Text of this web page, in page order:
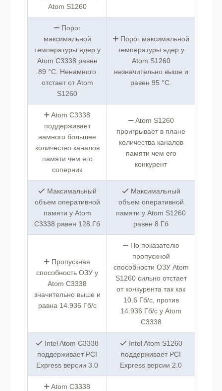
Atom S1260
Порог
максимальной
температуры ядер у
Atom C3338 равен
89 °C. Ненамного
отстает от Atom
S1260
Порог максимальной
температуры ядер у
Atom S1260
незначительно выше и
равен 95 °C.
Atom C3338
поддерживает
намного большее
количество каналов
памяти чем его
соперник
Atom S1260
проигрывает в плане
количества каналов
памяти чем его
конкурент
Максимальный
объем оперативной
памяти у Atom
C3338 равен 128 Гб
Максимальный
объем оперативной
памяти у Atom S1260
равен 8 Гб
Пропускная
способность ОЗУ у
Atom C3338
значительно выше и
равна 14.936 Гб/с
По показателю
пропускной
способности ОЗУ Atom
S1260 сильно отстает
от конкурента так как
10.6 Гб/с, против
14.936 Гб/с у Atom
C3338
Intel Atom C3338
поддерживает PCI
Express версии 3.0
Intel Atom S1260
поддерживает PCI
Express версии 2.0
Atom C3338